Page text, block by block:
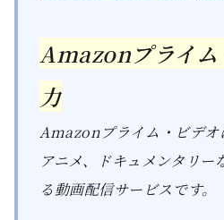
Amazonプライム
力
Amazonプライム・ビデオ
アニメ、ドキュメンタリー
る動画配信サービスです。